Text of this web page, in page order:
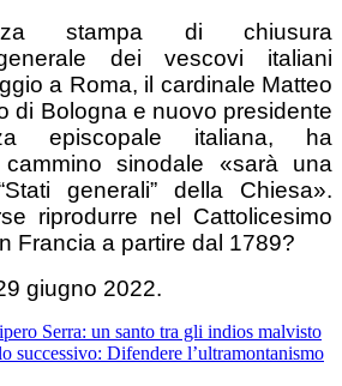
stampa di chiusura
dei vescovi italiani
a Roma, il cardinale Matteo
di Bologna e nuovo presidente
episcopale italiana, ha
sinodale «sarà una
generali” della Chiesa».
riprodurre nel Cattolicesimo
Francia a partire dal 1789?
giugno 2022.
Serra: un santo tra gli indios malvisto
successivo: Difendere l’ultramontanismo